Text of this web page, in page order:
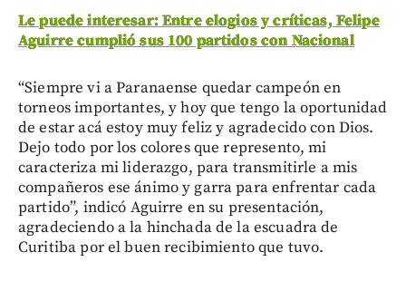
Le puede interesar: Entre elogios y críticas, Felipe
Aguirre cumplió sus 100 partidos con Nacional
“Siempre vi a Paranaense quedar campeón en
torneos importantes, y hoy que tengo la oportunidad
de estar acá estoy muy feliz y agradecido con Dios.
Dejo todo por los colores que represento, mi
caracteriza mi liderazgo, para transmitirle a mis
compañeros ese ánimo y garra para enfrentar cada
partido”, indicó Aguirre en su presentación,
agradeciendo a la hinchada de la escuadra de
Curitiba por el buen recibimiento que tuvo.